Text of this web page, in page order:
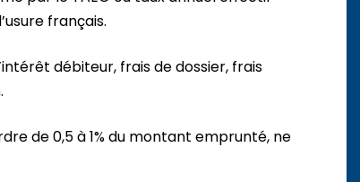
français.
débiteur, frais de dossier, frais
de 0,5 à 1% du montant emprunté, ne